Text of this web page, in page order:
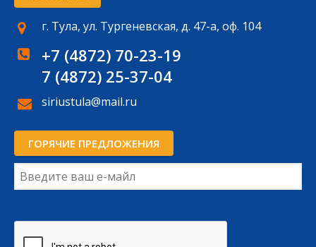
г. Тула, ул. Тургеневская, д. 47-а, оф. 104
+7 (4872) 70-23-19
7 (4872) 25-37-04
siriustula@mail.ru
ГОРЯЧИЕ ПРЕДЛОЖЕНИЯ